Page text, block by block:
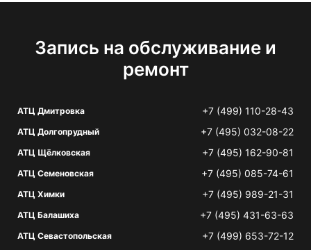
Запись на обслуживание и
ремонт
АТЦ Дмитровка +7 (499) 110-28-43
АТЦ Долгопрудный +7 (495) 032-08-22
АТЦ Щёлковская +7 (495) 162-90-81
АТЦ Семеновская +7 (495) 085-74-61
АТЦ Химки +7 (495) 989-21-31
АТЦ Балашиха +7 (495) 431-63-63
АТЦ Севастопольская +7 (499) 653-72-12